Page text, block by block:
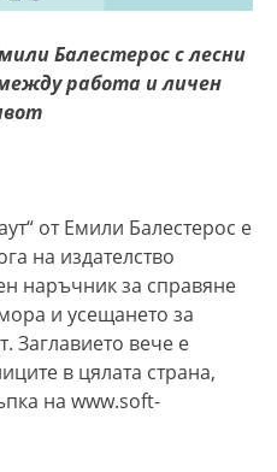
Балестеросслесни
работа и личен
от Емили Балестерос е
на издателство
наръчник за справяне
и усещането за
Заглавието вече е
в цялата страна,
на www.soft-